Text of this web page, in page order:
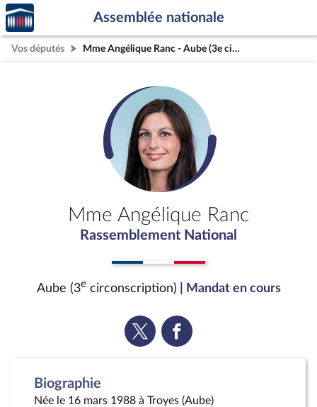
Aller au contenu
Aller en bas de la page
Accèder
à la
page
d'accueil
Assemblée nationale
Vos députés Mme Angélique Ranc - Aube (3e circonscription)
Mme Angélique Ranc
Rassemblement National
Aube (3ecirconscription) | Mandat en cours
Voir
la
Voir
la
Biographie
Née le 16 mars 1988 à Troyes (Aube)